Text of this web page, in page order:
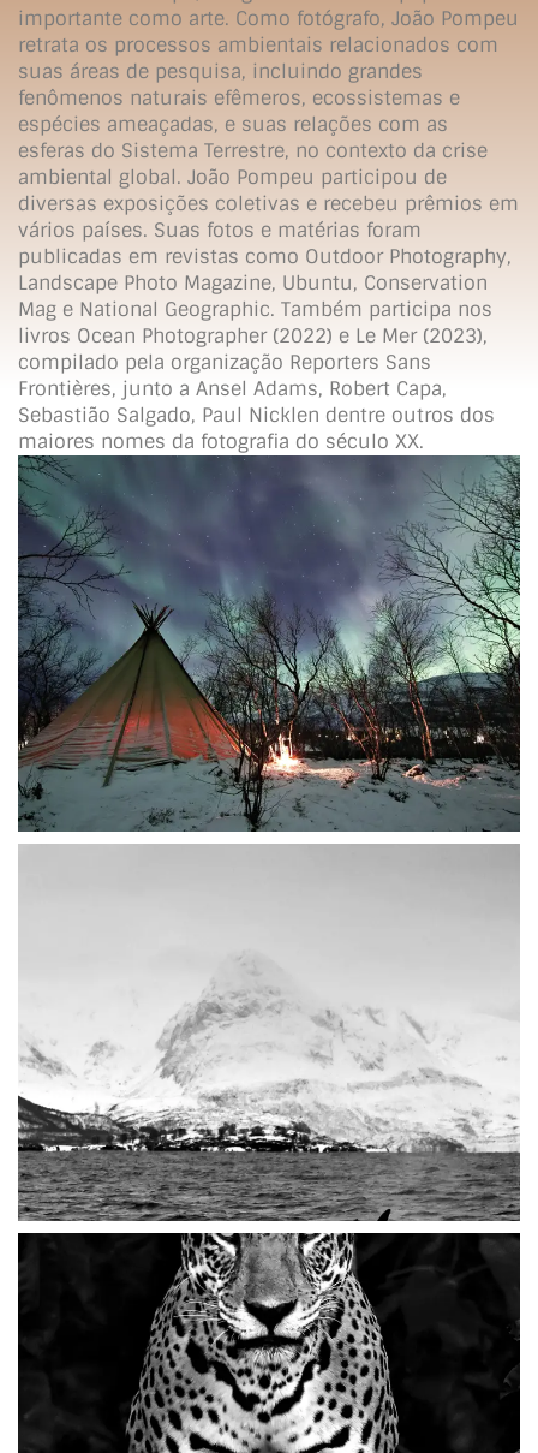
importante como arte. Como fotógrafo, João Pompeu
retrata os processos ambientais relacionados com
suas áreas de pesquisa, incluindo grandes
fenômenos naturais efêmeros, ecossistemas e
espécies ameaçadas, e suas relações com as
esferas do Sistema Terrestre, no contexto da crise
ambiental global. João Pompeu participou de
diversas exposições coletivas e recebeu prêmios em
vários países. Suas fotos e matérias foram
publicadas em revistas como Outdoor Photography,
Landscape Photo Magazine, Ubuntu, Conservation
Mag e National Geographic. Também participa nos
livros Ocean Photographer (2022) e Le Mer (2023),
compilado pela organização Reporters Sans
Frontières, junto a Ansel Adams, Robert Capa,
Sebastião Salgado, Paul Nicklen dentre outros dos
maiores nomes da fotografia do século XX.